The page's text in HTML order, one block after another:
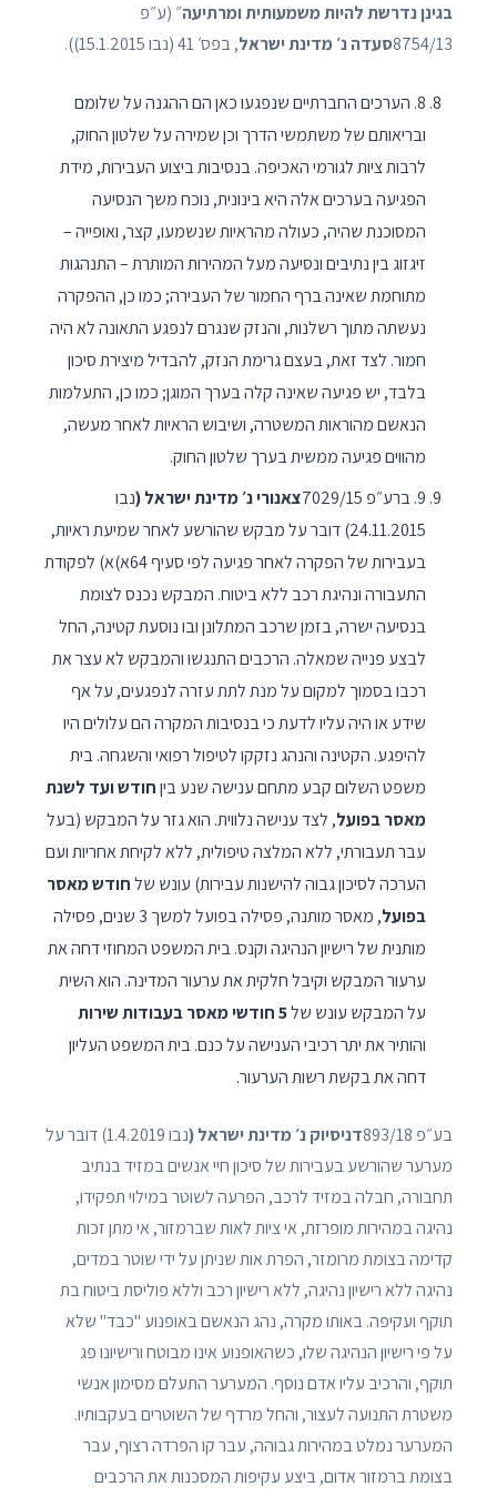
בגינן נדרשת להיות משמעותית ומרתיעה״ (ע״פ
8754/13סעדה נ׳ מדינת ישראל, בפס׳ 41 (נבו 15.1.2015)).
8. הערכים החברתיים שנפגעו כאן הם ההגנה על שלומם
ובריאותם של משתמשי הדרך וכן שמירה על שלטון החוק,
לרבות ציות לגורמי האכיפה. בנסיבות ביצוע העבירות, מידת
הפגיעה בערכים אלה היא בינונית, נוכח משך הנסיעה
המסוכנת שהיה, כעולה מהראיות שנשמעו, קצר, ואופייה –
זיגזוג בין נתיבים ונסיעה מעל המהירות המותרת – התנהגות
מתוחמת שאינה ברף החמור של העבירה; כמו כן, ההפקרה
נעשתה מתוך רשלנות, והנזק שנגרם לנפגע התאונה לא היה
חמור. לצד זאת, בעצם גרימת הנזק, להבדיל מיצירת סיכון
בלבד, יש פגיעה שאינה קלה בערך המוגן; כמו כן, התעלמות
הנאשם מהוראות המשטרה, ושיבוש הראיות לאחר מעשה,
מהווים פגיעה ממשית בערך שלטון החוק.
9. ברע״פ 7029/15
צאנורי נ׳ מדינת ישראל(נבו
24.11.2015) דובר על מבקש שהורשע לאחר שמיעת ראיות,
בעבירות של הפקרה לאחר פגיעה לפי סעיף 64א)א) לפקודת
התעבורה ונהיגת רכב ללא ביטוח. המבקש נכנס לצומת
בנסיעה ישרה, בזמן שרכב המתלונן ובו נוסעת קטינה, החל
לבצע פנייה שמאלה. הרכבים התנגשו והמבקש לא עצר את
רכבו בסמוך למקום על מנת לתת עזרה לנפגעים, על אף
שידע או היה עליו לדעת כי בנסיבות המקרה הם עלולים היו
להיפגע. הקטינה והנהג נזקקו לטיפול רפואי והשגחה. בית
משפט השלום קבע מתחם ענישה שנע ביןחודש ועד לשנת
מאסר בפועל, לצד ענישה נלווית. הוא גזר על המבקש (בעל
עבר תעבורתי, ללא המלצה טיפולית, ללא לקיחת אחריות ועם
הערכה לסיכון גבוה להישנות עבירות) עונש שלחודש מאסר
בפועל
, מאסר מותנה, פסילה בפועל למשך 3 שנים, פסילה
מותנית של רישיון הנהיגה וקנס. בית המשפט המחוזי דחה את
ערעור המבקש וקיבל חלקית את ערעור המדינה. הוא השית
על המבקש עונש של5 חודשי מאסר בעבודות שירות
והותיר את יתר רכיבי הענישה על כנם. בית המשפט העליון
דחה את בקשת רשות הערעור.
בע״פ 893/18 דניסיוק נ׳ מדינת ישראל(
נבו 1.4.2019) דובר על
מערער שהורשע בעבירות של סיכון חיי אנשים במזיד בנתיב
תחבורה, חבלה במזיד לרכב, הפרעה לשוטר במילוי תפקידו,
נהיגה במהירות מופרזת, אי ציות לאות שברמזור, אי מתן זכות
קדימה בצומת מרומזר, הפרת אות שניתן על ידי שוטר במדים,
נהיגה ללא רישיון נהיגה, ללא רישיון רכב וללא פוליסת ביטוח בת
תוקף ועקיפה. באותו מקרה, נהג הנאשם באופנוע "כבד" שלא
על פי רישיון הנהיגה שלו, כשהאופנוע אינו מבוטח ורישיונו פג
תוקף, והרכיב עליו אדם נוסף. המערער התעלם מסימון אנשי
משטרת התנועה לעצור, והחל מרדף של השוטרים בעקבותיו.
המערער נמלט במהירות גבוהה, עבר קו הפרדה רצוף, עבר
בצומת ברמזור אדום, ביצע עקיפות המסכנות את הרכבים